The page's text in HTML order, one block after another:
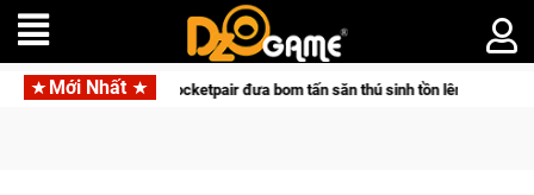
Mới Nhất
tác cùng Pocketpair đưa bom tấn săn thú sinh tồn lên di động với tên gọi